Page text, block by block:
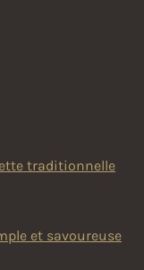
traditionnelle
et savoureuse